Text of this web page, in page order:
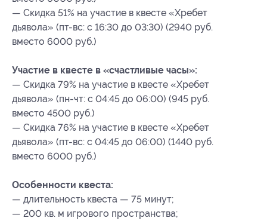
— Скидка 51% на участие в квесте «Хребет
дьявола» (пт-вс: с 16:30 до 03:30) (2940 руб.
вместо 6000 руб.)
Участие в квесте в «счастливые часы»:
— Скидка 79% на участие в квесте «Хребет
дьявола» (пн-чт: с 04:45 до 06:00) (945 руб.
вместо 4500 руб.)
— Скидка 76% на участие в квесте «Хребет
дьявола» (пт-вс: с 04:45 до 06:00) (1440 руб.
вместо 6000 руб.)
Особенности квеста:
— длительность квеста — 75 минут;
— 200 кв. м игрового пространства;